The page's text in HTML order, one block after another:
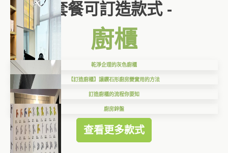
套餐可訂造款式 -
廚櫃
乾淨企理的灰色廚櫃
【訂造廚櫃】讓鑽石形廚房變實用的方法
訂造廚櫃的流程你要知
廚房鋅盤
查看更多款式